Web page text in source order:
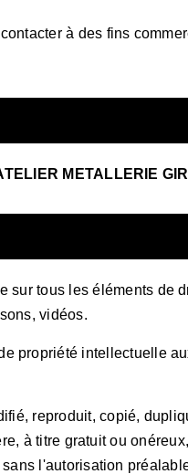
à des fins
METALLERIE
sur tous les éléments de
vidéos.
propriété intellectuelle
reproduit, copié,
à titre gratuit ou
l'autorisation